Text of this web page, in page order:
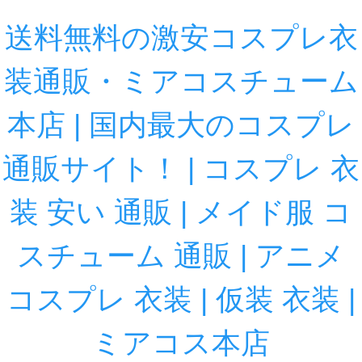
送料無料の激安コスプレ衣
装通販・ミアコスチューム
本店 | 国内最大のコスプレ
通販サイト！ | コスプレ 衣
装 安い 通販 | メイド服 コ
スチューム 通販 | アニメ
コスプレ 衣装 | 仮装 衣装 |
ミアコス本店